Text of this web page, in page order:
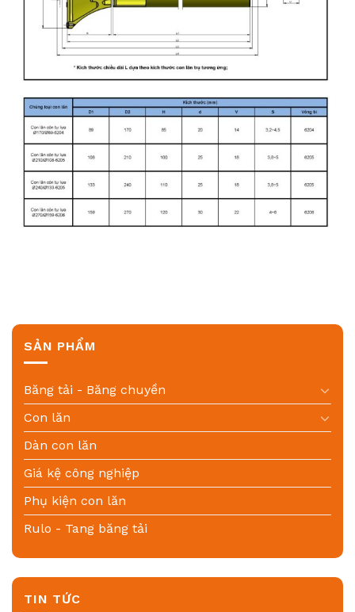
SẢN PHẨM
Băng tải - Băng chuyền
Con lăn
Dàn con lăn
Giá kệ công nghiệp
Phụ kiện con lăn
Rulo - Tang băng tải
TIN TỨC